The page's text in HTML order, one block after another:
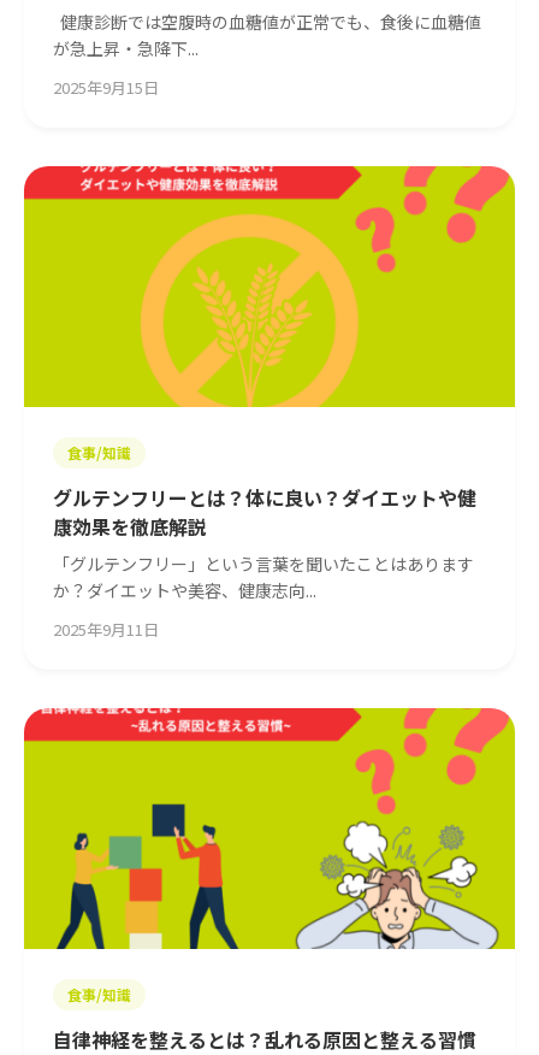
健康診断では空腹時の血糖値が正常でも、食後に血糖値
が急上昇・急降下...
2025年9月15日
食事/知識
グルテンフリーとは？体に良い？ダイエットや健
康効果を徹底解説
「グルテンフリー」という言葉を聞いたことはあります
か？ダイエットや美容、健康志向...
2025年9月11日
食事/知識
自律神経を整えるとは？乱れる原因と整える習慣